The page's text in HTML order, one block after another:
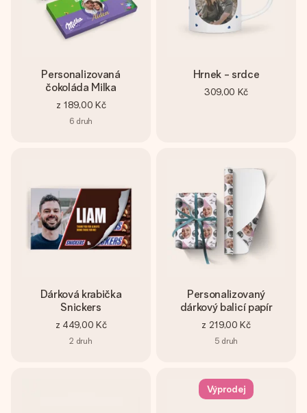
Personalizovaná
čokoláda Milka
z 189,00 Kč
6 druh
Hrnek - srdce
309,00 Kč
Dárková krabička
Snickers
z 449,00 Kč
2 druh
Personalizovaný
dárkový balicí papír
z 219,00 Kč
5 druh
Výprodej